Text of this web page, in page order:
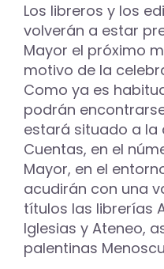
a
la
calle
Los libreros y los
volverán a estar
Mayor el próximo
motivo de la
Como ya es
podrán
estará situado a la
Cuentas, en el
Mayor, en el
acudirán con una
títulos las librerías
Iglesias y Ateneo,
palentinas